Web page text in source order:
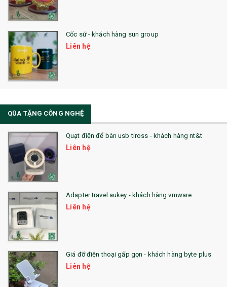
29. MÓC KHOÁ
31. TÚI VẢI KHÔNG DỆT
32. TÚI VẢI BỐ
33. MŨ LƯỠI TRAI
36. QUẠT NHỰA QUẢNG CÁO
QUÀ TẶNG KHUYẾN MẠI
QUÀ TẶNG SX NHANH
QUÀ TẶNG HỘI THẢO
QUÀ TẶNG CÔNG NGHỆ
SẢN PHẨM ĐÃ THỰC HIỆN
QUÀ TẶNG SỨC KHỎE
SẢN PHẨM MỚI 2021
Sổ Sạc Đa Năng
Cốc sứ - khách hàng sun group
Liên hệ
QÙA TẶNG CÔNG NGHỆ
Quạt điện để bàn usb tiross - khách hàng nt&t
Liên hệ
Adapter travel aukey - khách hàng vmware
Liên hệ
Giá đỡ điện thoại gấp gọn - khách hàng byte plus
Liên hệ